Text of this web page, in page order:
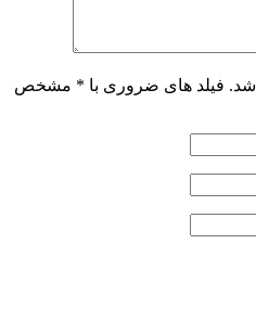
شد. فیلد های ضروری با * مشخص